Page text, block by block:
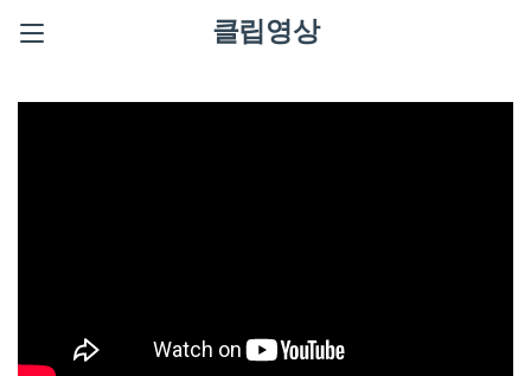
클립영상